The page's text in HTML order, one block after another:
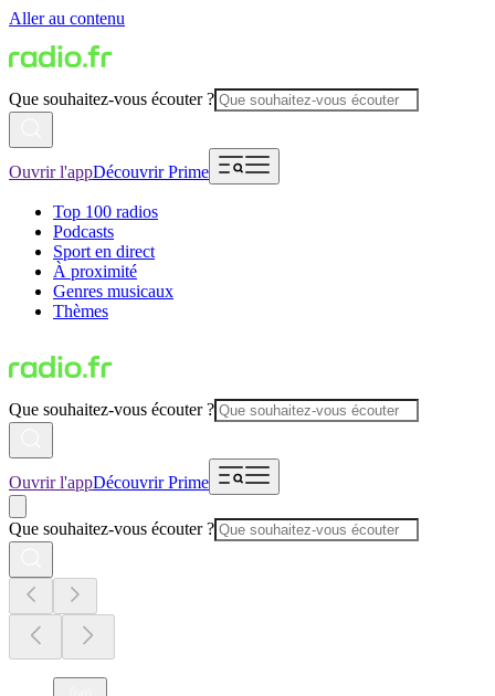
Aller au contenu
Que souhaitez-vous écouter ?
Ouvrir l'appDécouvrir Prime
Top 100 radios
Podcasts
Sport en direct
À proximité
Genres musicaux
Thèmes
Que souhaitez-vous écouter ?
Ouvrir l'appDécouvrir Prime
Que souhaitez-vous écouter ?